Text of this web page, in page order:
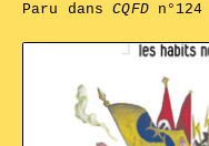
Paru dansCQFD